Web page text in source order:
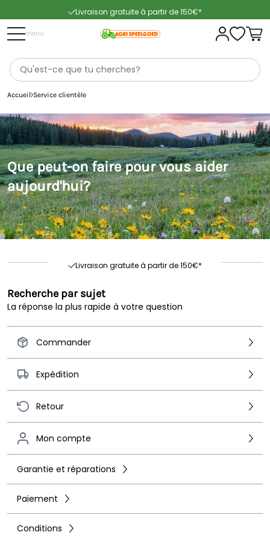
Livraison gratuite à partir de 150€*
Livraison rapide
menu
Accueil Service clientèle
Service
Que peut-on faire pour vous aider
aujourd'hui?
Livraison rapide
Délai de retour 60 jours
Livraison gratuite à partir de 150€*
Recherche par sujet
La réponse la plus rapide à votre question
Commander
Expédition
Retour
Mon compte
Garantie et réparations
Paiement
Conditions